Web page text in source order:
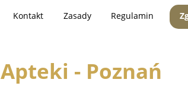
Kontakt Zasady Regulamin
Apteki - Poznań